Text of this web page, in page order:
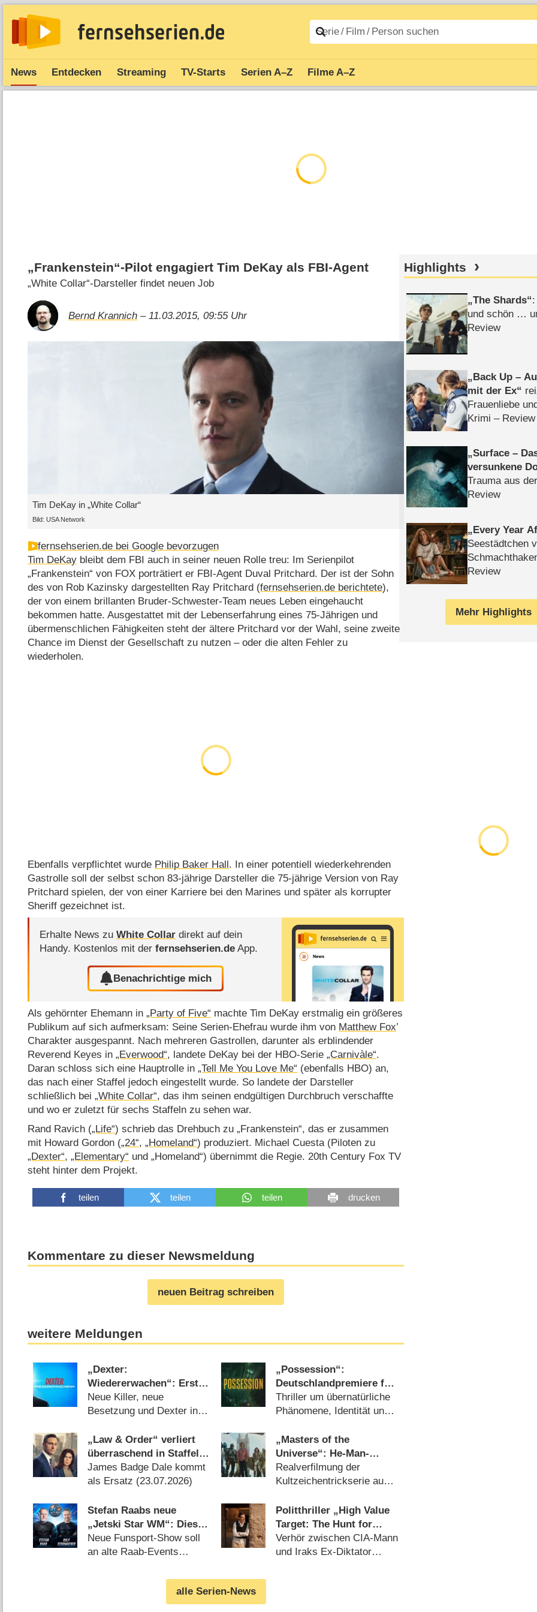
News Entdecken Streaming TV-Starts Serien A–Z Filme A–Z
„Frankenstein“-Pilot engagiert Tim DeKay als FBI-Agent
„White Collar“-Darsteller findet neuen Job
Bernd Krannich – 11.03.2015, 09:55 Uhr
Tim DeKay in „White Collar“
Bild: USA Network
fernsehserien.de bei Google bevorzugen
Tim DeKay bleibt dem FBI auch in seiner neuen Rolle treu: Im Serienpilot
„Frankenstein“ von FOX porträtiert er FBI-Agent Duval Pritchard. Der ist der Sohn
des von Rob Kazinsky dargestellten Ray Pritchard (fernsehserien.de berichtete),
der von einem brillanten Bruder-Schwester-Team neues Leben eingehaucht
bekommen hatte. Ausgestattet mit der Lebenserfahrung eines 75-Jährigen und
übermenschlichen Fähigkeiten steht der ältere Pritchard vor der Wahl, seine zweite
Chance im Dienst der Gesellschaft zu nutzen – oder die alten Fehler zu
wiederholen.
Ebenfalls verpflichtet wurde Philip Baker Hall. In einer potentiell wiederkehrenden
Gastrolle soll der selbst schon 83-jährige Darsteller die 75-jährige Version von Ray
Pritchard spielen, der von einer Karriere bei den Marines und später als korrupter
Sheriff gezeichnet ist.
Erhalte News zuWhite Collar direkt auf dein
Handy. Kostenlos mit derfernsehserien.de App.
Benachrichtige mich
Als gehörnter Ehemann in„Party of Five“ machte Tim DeKay erstmalig ein größeres
Publikum auf sich aufmerksam: Seine Serien-Ehefrau wurde ihm von Matthew Fox’
Charakter ausgespannt. Nach mehreren Gastrollen, darunter als erblindender
Reverend Keyes in„Everwood“, landete DeKay bei der HBO-Serie„Carnivàle“.
Daran schloss sich eine Hauptrolle in„Tell Me You Love Me“ (ebenfalls HBO) an,
das nach einer Staffel jedoch eingestellt wurde. So landete der Darsteller
schließlich bei„White Collar“, das ihm seinen endgültigen Durchbruch verschaffte
und wo er zuletzt für sechs Staffeln zu sehen war.
Rand Ravich („Life“) schrieb das Drehbuch zu „Frankenstein“, das er zusammen
mit Howard Gordon („24“,„Homeland“) produziert. Michael Cuesta (Piloten zu
„Dexter“,„Elementary“ und „Homeland“) übernimmt die Regie. 20th Century Fox TV
steht hinter dem Projekt.
teilen teilen teilen drucken
Kommentare zu dieser Newsmeldung
neuen Beitrag schreiben
weitere Meldungen
„Dexter:
Wiedererwachen“: Erster
Blick auf Staffel 2 mit
Michael C. Hall enthüllt
Neue Killer, neue
Besetzung und Dexter in
(30.07.2026)
„Possession“:
Deutschlandpremiere für
Horror-Serie mit Gugu
Mbatha-Raw und Jonny
Thriller um übernatürliche
Phänomene, Identität und
(29.07.2026)
„Law & Order“ verliert
überraschend in Staffel
26 Castmitglied
James Badge Dale kommt
als Ersatz (23.07.2026)
„Masters of the
Universe“: He-Man-
Kinofilm kommt noch
diese Woche ins
Realverfilmung der
Kultzeichentrickserie aus
(20.07.2026)
Stefan Raabs neue
„Jetski Star WM“: Diese
Promis sind am 29.
August 2026 dabei
Neue Funsport-Show soll
an alte Raab-Events
Politthriller „High Value
Target: The Hunt for
Saddam“ mit „Harry
Hole“-Star Joel
Verhör zwischen CIA-Mann
und Iraks Ex-Diktator
alle Serien-News
Highlights
The Shards
und schön …
Review
Back Up –
mit der Ex
Frauenliebe
Krimi – Review
Surface –
versunkene
Trauma aus
Review
Every Year
Seestädtchen
Review
Mehr Highlights